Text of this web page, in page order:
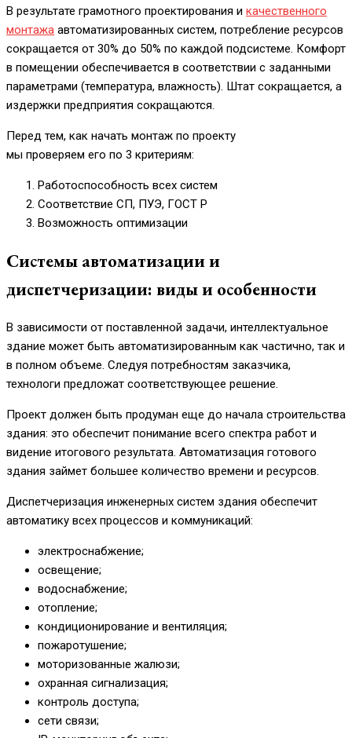
В результате грамотного проектирования и качественного
монтажа автоматизированных систем, потребление ресурсов
сокращается от 30% до 50% по каждой подсистеме. Комфорт
в помещении обеспечивается в соответствии с заданными
параметрами (температура, влажность). Штат сокращается, а
издержки предприятия сокращаются.
Перед тем, как начать монтаж по проекту
мы проверяем его по 3 критериям:
Работоспособность всех систем
Соответствие СП, ПУЭ, ГОСТ Р
Возможность оптимизации
Системы автоматизации и
диспетчеризации: виды и особенности
В зависимости от поставленной задачи, интеллектуальное
здание может быть автоматизированным как частично, так и
в полном объеме. Следуя потребностям заказчика,
технологи предложат соответствующее решение.
Проект должен быть продуман еще до начала строительства
здания: это обеспечит понимание всего спектра работ и
видение итогового результата. Автоматизация готового
здания займет большее количество времени и ресурсов.
Диспетчеризация инженерных систем здания обеспечит
автоматику всех процессов и коммуникаций:
электроснабжение;
освещение;
водоснабжение;
отопление;
кондиционирование и вентиляция;
пожаротушение;
моторизованные жалюзи;
охранная сигнализация;
контроль доступа;
сети связи;